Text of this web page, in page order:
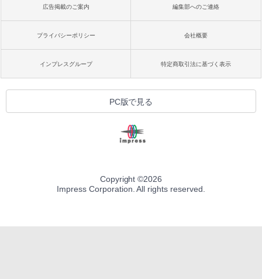
広告掲載のご案内 編集部へのご連絡
プライバシーポリシー 会社概要
インプレスグループ 特定商取引法に基づく表示
PC版で見る
Copyright ©2026
Impress Corporation. All rights reserved.